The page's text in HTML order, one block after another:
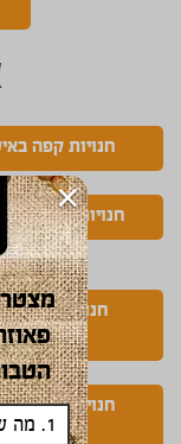
חנויות קפה
חנויות קפה
חנויות קפה
ישראל
חנויות קפה
גת
×